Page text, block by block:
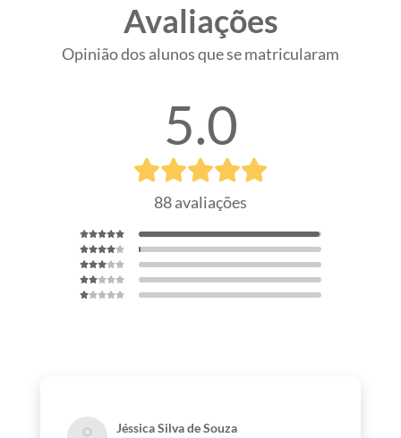
Avaliações
Opinião dos alunos que se matricularam
5.0
88 avaliações
Jéssica Silva de Souza